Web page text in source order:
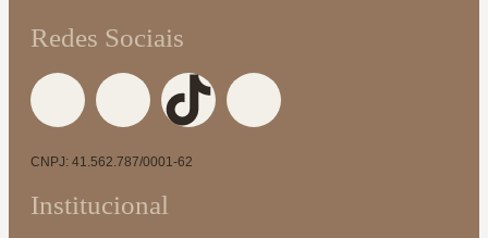
Redes Sociais
CNPJ: 41.562.787/0001-62
Institucional